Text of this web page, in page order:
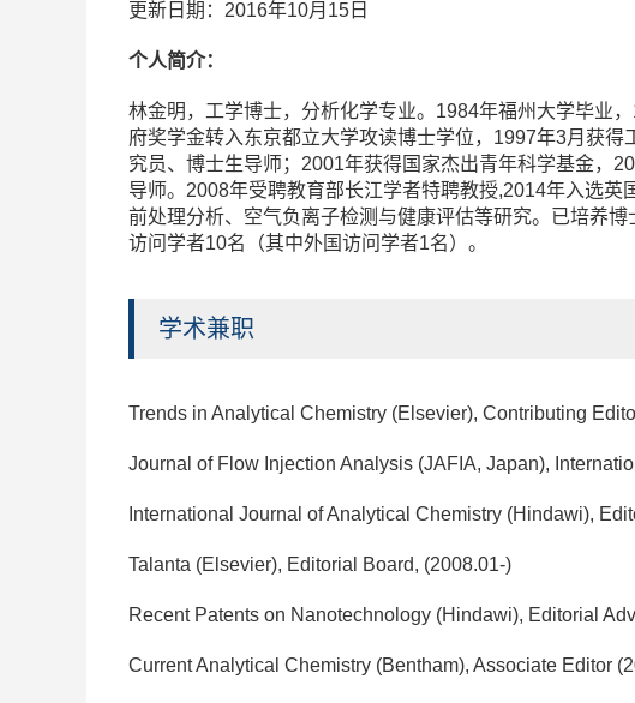
更新日期：2016年10月15日
个人简介：
林金明，工学博士，分析化学专业。1984年福州大学毕业
府奖学金转入东京都立大学攻读博士学位，1997年3月获
究员、博士生导师；2001年获得国家杰出青年科学基金，
导师。2008年受聘教育部长江学者特聘教授,2014年入选
前处理分析、空气负离子检测与健康评估等研究。已培养
访问学者10名（其中外国访问学者1名）。
学术兼职
Trends in Analytical Chemistry (Elsevier), Contributing
Journal of Flow Injection Analysis (JAFIA, Japan),
International Journal of Analytical Chemistry (Hindawi),
Talanta (Elsevier), Editorial Board, (2008.01-)
Recent Patents on Nanotechnology (Hindawi), Editorial
Current Analytical Chemistry (Bentham), Associate Editor